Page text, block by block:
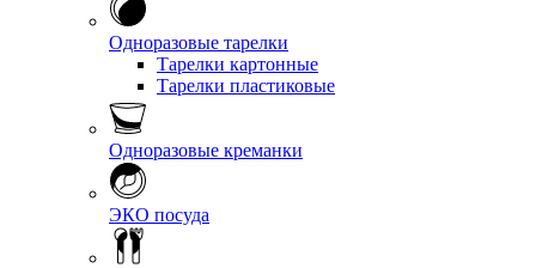
Одноразовые тарелки
Тарелки картонные
Тарелки пластиковые
Одноразовые креманки
ЭКО посуда